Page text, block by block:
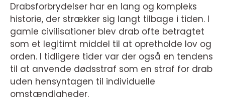
Drabsforbrydelser har en lang og kompleks
historie, der strækker sig langt tilbage i tiden. I
gamle civilisationer blev drab ofte betragtet
som et legitimt middel til at opretholde lov og
orden. I tidligere tider var der også en tendens
til at anvende dødsstraf som en straf for drab
uden hensyntagen til individuelle
omstændigheder.